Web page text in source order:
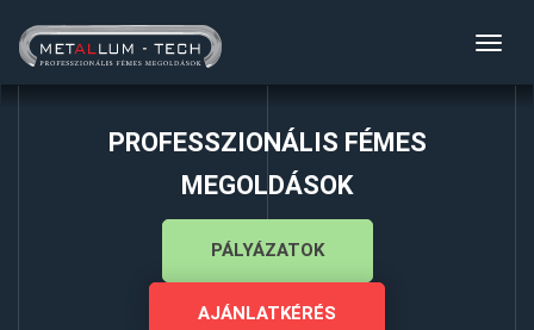
PROFESSZIONÁLIS FÉMES
MEGOLDÁSOK
PÁLYÁZATOK
AJÁNLATKÉRÉS